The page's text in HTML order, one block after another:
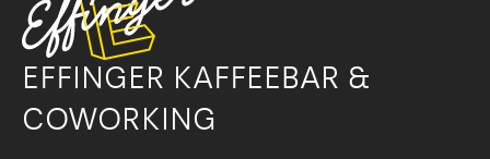
EFFINGER KAFFEEBAR &
COWORKING